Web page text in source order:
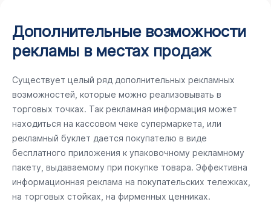
Дополнительные возможности
рекламы в местах продаж
Существует целый ряд дополнительных рекламных
возможностей, которые можно реализовывать в
торговых точках. Так рекламная информация может
находиться на кассовом чеке супермаркета, или
рекламный буклет дается покупателю в виде
бесплатного приложения к упаковочному рекламному
пакету, выдаваемому при покупке товара. Эффективна
информационная реклама на покупательских тележках,
на торговых стойках, на фирменных ценниках.